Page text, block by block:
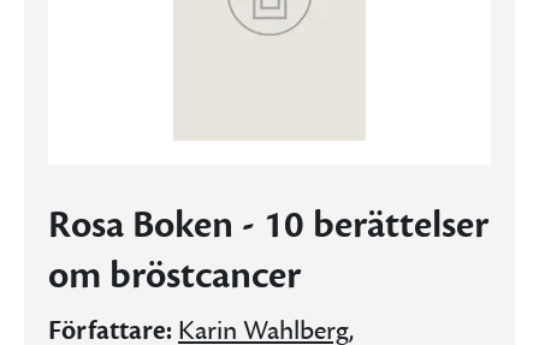
Rosa Boken - 10 berättelser
om bröstcancer
Författare: Karin Wahlberg,